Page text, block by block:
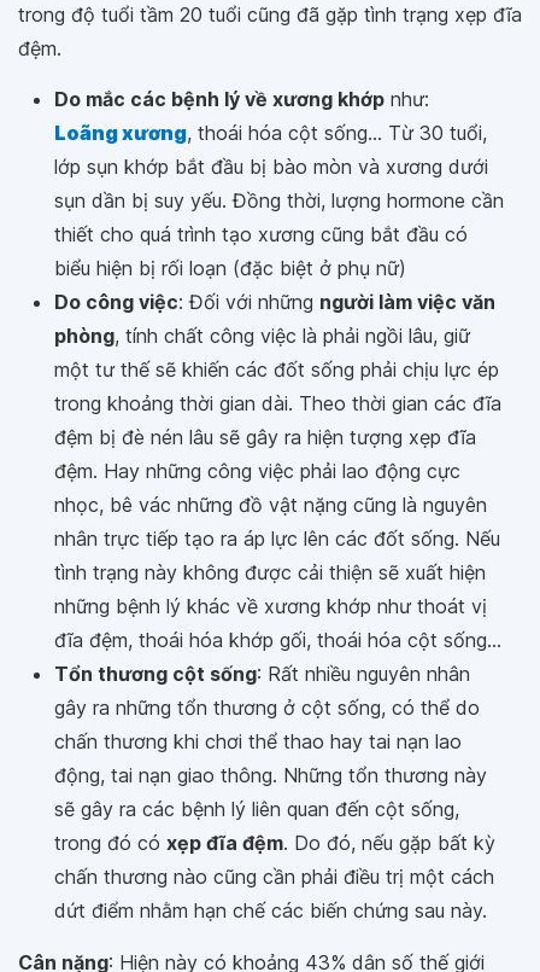
trong độ tuổi tầm 20 tuổi cũng đã gặp tình trạng xẹp đĩa
đệm.
Do mắc các bệnh lý về xương khớp như:
Loãng xương, thoái hóa cột sống... Từ 30 tuổi,
lớp sụn khớp bắt đầu bị bào mòn và xương dưới
sụn dần bị suy yếu. Đồng thời, lượng hormone cần
thiết cho quá trình tạo xương cũng bắt đầu có
biểu hiện bị rối loạn (đặc biệt ở phụ nữ)
Do công việc: Đối với những người làm việc văn
phòng, tính chất công việc là phải ngồi lâu, giữ
một tư thế sẽ khiến các đốt sống phải chịu lực ép
trong khoảng thời gian dài. Theo thời gian các đĩa
đệm bị đè nén lâu sẽ gây ra hiện tượng xẹp đĩa
đệm. Hay những công việc phải lao động cực
nhọc, bê vác những đồ vật nặng cũng là nguyên
nhân trực tiếp tạo ra áp lực lên các đốt sống. Nếu
tình trạng này không được cải thiện sẽ xuất hiện
những bệnh lý khác về xương khớp như thoát vị
đĩa đệm, thoái hóa khớp gối, thoái hóa cột sống...
Tổn thương cột sống: Rất nhiều nguyên nhân
gây ra những tổn thương ở cột sống, có thể do
chấn thương khi chơi thể thao hay tai nạn lao
động, tai nạn giao thông. Những tổn thương này
sẽ gây ra các bệnh lý liên quan đến cột sống,
trong đó có xẹp đĩa đệm. Do đó, nếu gặp bất kỳ
chấn thương nào cũng cần phải điều trị một cách
dứt điểm nhằm hạn chế các biến chứng sau này.
Cân nặng: Hiện này có khoảng 43% dân số thế giới